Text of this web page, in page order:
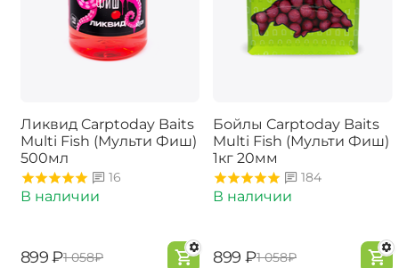
Ликвид Carptoday Baits
Multi Fish (Мульти Фиш)
500мл
16
В наличии
‍899‍ ₽‍1 058‍₽
Бойлы Carptoday Baits
Multi Fish (Мульти Фиш)
1кг 20мм
184
В наличии
‍899‍ ₽‍1 058‍₽